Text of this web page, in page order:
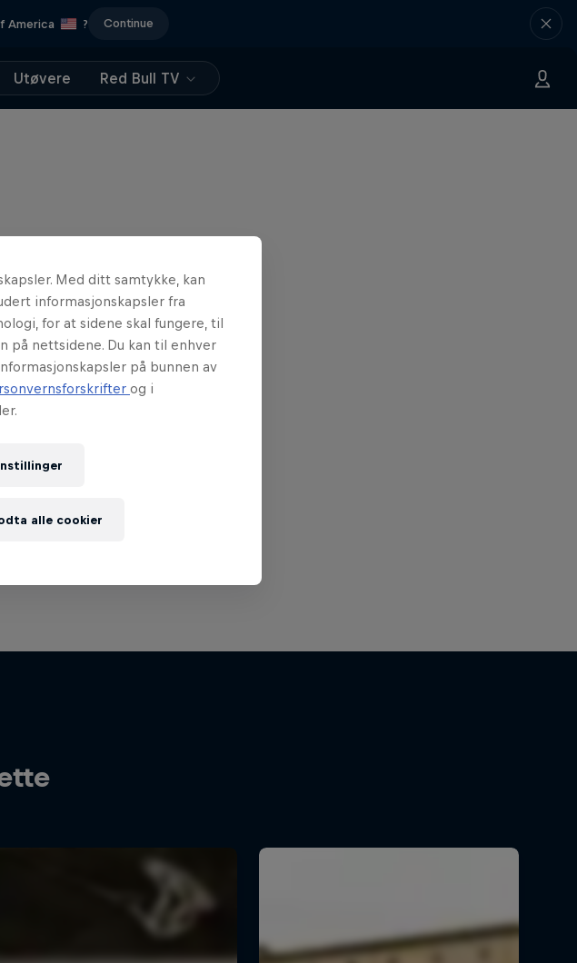
America ? Continue
Utøvere Red Bull TV
Med ditt samtykke, kan
informasjonskapsler fra
for at sidene skal fungere, til
på nettsidene. Du kan til enhver
på bunnen av
og i
alle cookier